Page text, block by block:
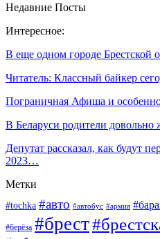
Недавние Посты
Интересное:
В еще одном городе Брестской
Читатель: Классный байкер
Пограничная Афиша и
В Беларуси родители
Депутат рассказал, как будут
2023…
Метки
#tochka #авто #автобус #армия
#берёза #брест